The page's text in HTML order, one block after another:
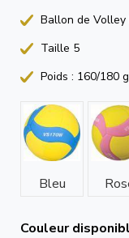
Ballon de
Taille 5
Poids : 160/180
Bleu
Couleur